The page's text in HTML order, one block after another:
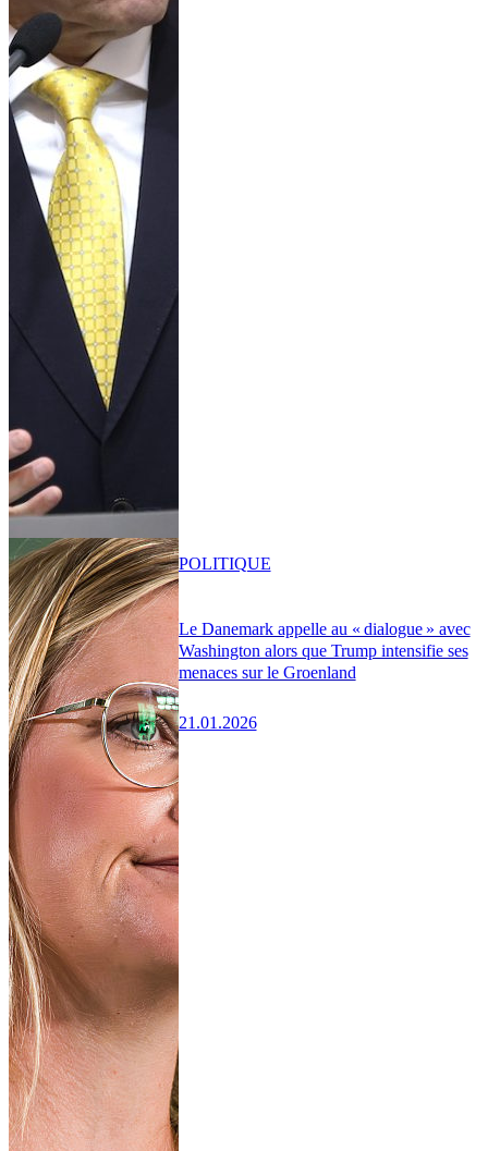
Le Danemark appelle au « dialogue » avec
Washington alors que Trump intensifie ses
menaces sur le Groenland
21.01.2026
POLITIQUE